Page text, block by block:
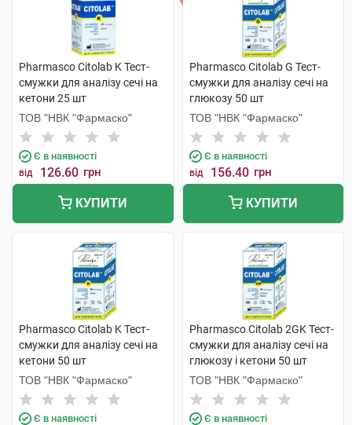
Pharmasco Citolab K Тест-
смужки для аналізу сечі на
кетони 25 шт
ТОВ "НВК "Фармаско"
Є в наявності
від 126.60 грн
КУПИТИ
Pharmasco Citolab G Тест-
смужки для аналізу сечі на
глюкозу 50 шт
ТОВ "НВК "Фармаско"
Є в наявності
від 156.40 грн
КУПИТИ
Pharmasco Citolab K Тест-
смужки для аналізу сечі на
кетони 50 шт
ТОВ "НВК "Фармаско"
Є в наявності
Pharmasco Citolab 2GK Тест-
смужки для аналізу сечі на
глюкозу і кетони 50 шт
ТОВ "НВК "Фармаско"
Є в наявності